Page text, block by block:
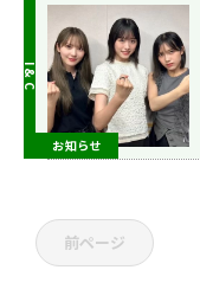
お知らせ
前ページ